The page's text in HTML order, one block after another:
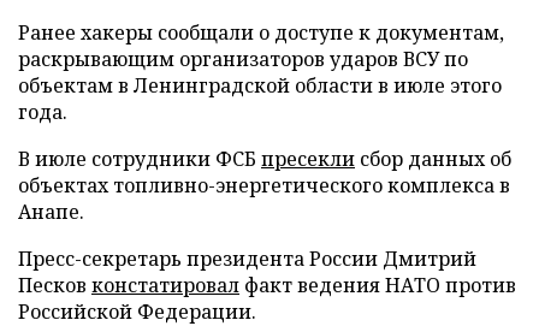
Ранее хакеры сообщали о доступе к документам,
раскрывающим организаторов ударов ВСУ по
объектам в Ленинградской области в июле этого
года.
В июле сотрудники ФСБ пресекли сбор данных об
объектах топливно-энергетического комплекса в
Анапе.
Пресс-секретарь президента России Дмитрий
Песков констатировал факт ведения НАТО против
Российской Федерации.